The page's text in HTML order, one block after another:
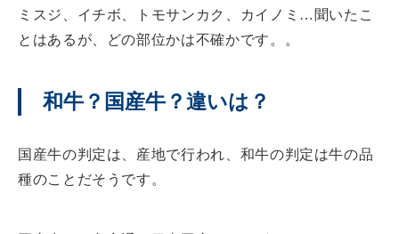
ミスジ、イチボ、トモサンカク、カイノミ…聞いたこ
とはあるが、どの部位かは不確かです。。
和牛？国産牛？違いは？
国産牛の判定は、産地で行われ、和牛の判定は牛の品
種のことだそうです。